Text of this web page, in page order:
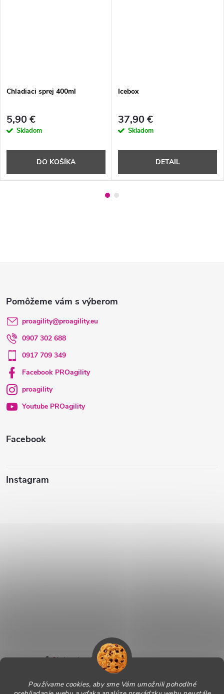
Používame cookies, aby sme Vám umožnili pohodlné
Chladiaci sprej 400ml
5,90 €
Skladom
DO KOŠÍKA
Icebox
37,90 €
Skladom
DETAIL
á
p
ä
Facebook
Instagram
Sledovať na Instagrame
Informácie pre Vás
proagility@proagility.eu
0907 302 688
0917 709 349
Facebook PROagility
proagility
Youtube PROagility